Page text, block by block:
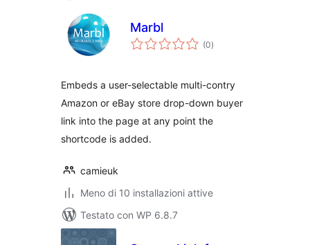
Marbl
(0valutazioni
totali
)
Embeds a user-selectable multi-contry
Amazon or eBay store drop-down buyer
link into the page at any point the
shortcode is added.
camieuk
Meno di 10 installazioni attive
Testato con WP 6.8.7